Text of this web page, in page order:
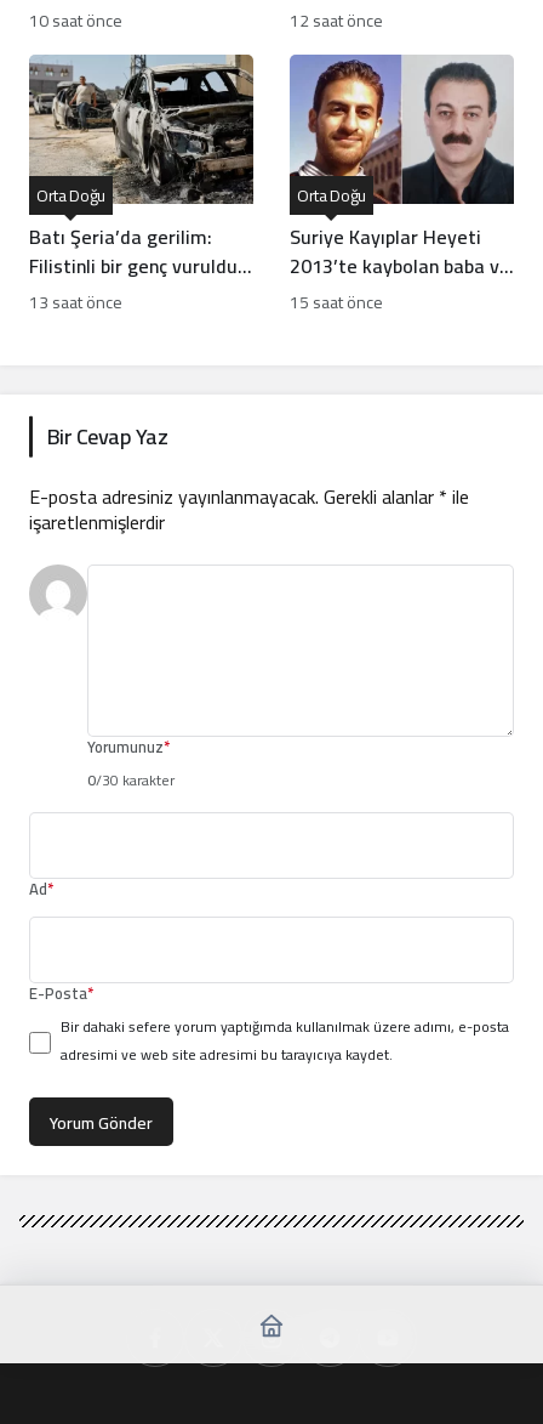
mülklerine baskı artıyor
10 saat önce
Batı İran rejiminin
anlıyor
12 saat önce
Batı Şeria’da gerilim:
Filistinli bir genç vuruldu,
sınıflar yıkıldı
Orta Doğu
13 saat önce
Suriye Kayıplar Heyeti
2013’te kaybolan baba ve
oğlun akıbetini açıkladı
Orta Doğu
15 saat önce
Bir Cevap Yaz
E-posta adresiniz yayınlanmayacak.Gerekli alanlar*ile
işaretlenmişlerdir
Yorumunuz*
0/30 karakter
Ad*
E-Posta*
Bir dahaki sefere yorum yaptığımda kullanılmak üzere adımı, e-posta
adresimi ve web site adresimi bu tarayıcıya kaydet.
Yorum Gönder